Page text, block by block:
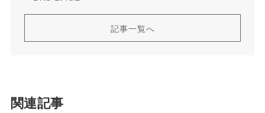
記事一覧へ
関連記事